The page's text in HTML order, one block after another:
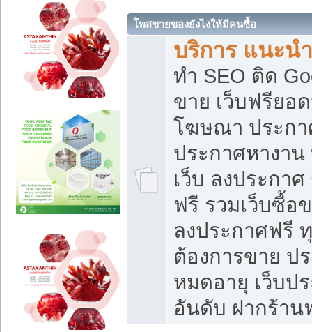
โพสขายของยังไงให้มีคนซื้อ
บริการ แนะน
ทำ SEO ติด
ขาย เว็บฟรียอ
โฆษณา ประกา
ประกาศหางา
เว็บ ลงประกา
ฟรี รวมเว็บซื้อ
ลงประกาศฟรี
ต้องการขาย ป
หมดอายุ เว็บป
อันดับ ฝากร้าน